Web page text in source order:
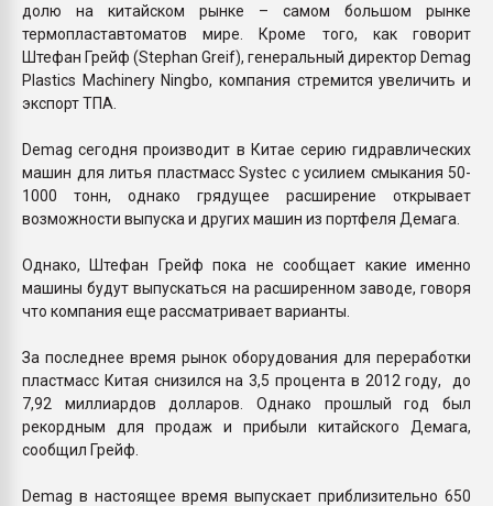
долю на китайском рынке – самом большом рынке
термопластавтоматов мире. Кроме того, как говорит
Штефан Грейф (Stephan Greif), генеральный директор Demag
Plastics Machinery Ningbo, компания стремится увеличить и
экспорт ТПА.
Demag сегодня производит в Китае серию гидравлических
машин для литья пластмасс Systec с усилием смыкания 50-
1000 тонн, однако грядущее расширение открывает
возможности выпуска и других машин из портфеля Демага.
Однако, Штефан Грейф пока не сообщает какие именно
машины будут выпускаться на расширенном заводе, говоря
что компания еще рассматривает варианты.
За последнее время рынок оборудования для переработки
пластмасс Китая снизился на 3,5 процента в 2012 году, до
7,92 миллиардов долларов. Однако прошлый год был
рекордным для продаж и прибыли китайского Демага,
сообщил Грейф.
Demag в настоящее время выпускает приблизительно 650